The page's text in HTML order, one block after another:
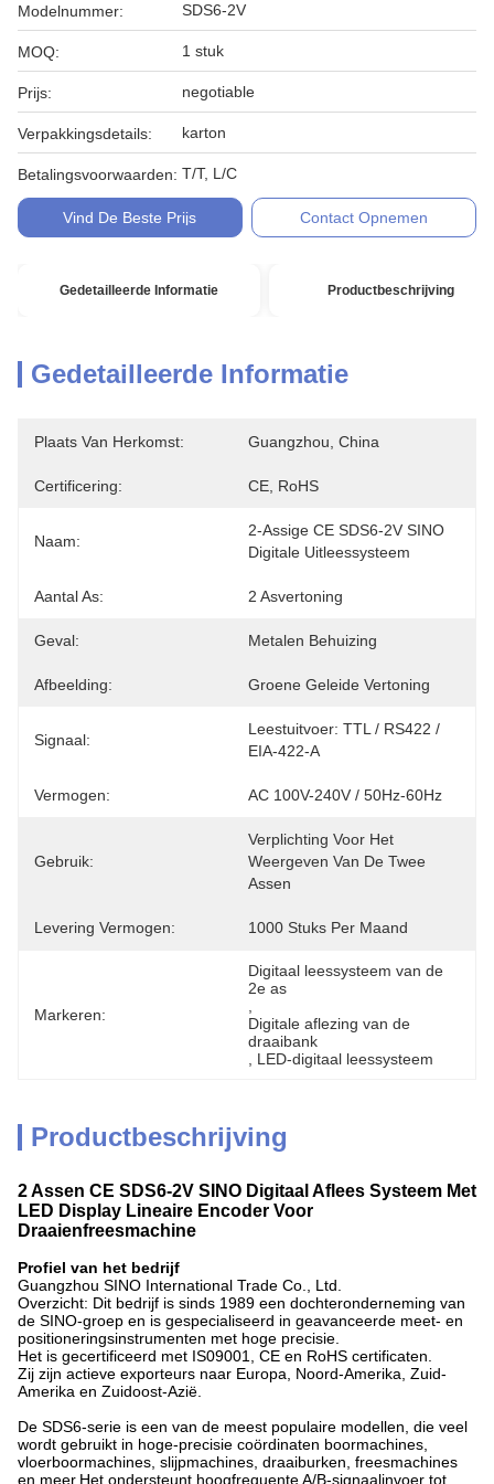
Modelnummer: SDS6-2V
MOQ: 1 stuk
Prijs: negotiable
Verpakkingsdetails: karton
Betalingsvoorwaarden: T/T, L/C
Vind De Beste Prijs Contact Opnemen
Gedetailleerde Informatie Productbeschrijving
Gedetailleerde Informatie
Plaats Van Herkomst: Guangzhou, China
Certificering: CE, RoHS
Naam:
2-Assige CE SDS6-2V SINO
Digitale Uitleessysteem
Aantal As: 2 Asvertoning
Geval: Metalen Behuizing
Afbeelding: Groene Geleide Vertoning
Signaal:
Leestuitvoer: TTL / RS422 /
EIA-422-A
Vermogen: AC 100V-240V / 50Hz-60Hz
Gebruik:
Verplichting Voor Het
Weergeven Van De Twee
Assen
Levering Vermogen: 1000 Stuks Per Maand
Markeren:
Digitaal leessysteem van de
2e as
Digitale aflezing van de
draaibank
LED-digitaal leessysteem
Productbeschrijving
2 Assen CE SDS6-2V SINO Digitaal Aflees Systeem Met
LED Display Lineaire Encoder Voor
Draaienfreesmachine
Profiel van het bedrijf
Guangzhou SINO International Trade Co., Ltd.
Overzicht: Dit bedrijf is sinds 1989 een dochteronderneming van
de SINO-groep en is gespecialiseerd in geavanceerde meet- en
positioneringsinstrumenten met hoge precisie.
Het is gecertificeerd met IS09001, CE en RoHS certificaten.
Zij zijn actieve exporteurs naar Europa, Noord-Amerika, Zuid-
Amerika en Zuidoost-Azië.
De SDS6-serie is een van de meest populaire modellen, die veel
wordt gebruikt in hoge-precisie coördinaten boormachines,
vloerboormachines, slijpmachines, draaiburken, freesmachines
en meer.Het ondersteunt hoogfrequente A/B-signaalinvoer tot